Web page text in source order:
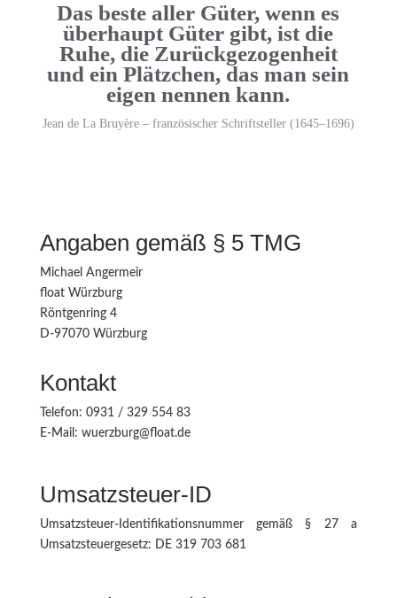
Das beste aller Güter, wenn es
überhaupt Güter gibt, ist die
Ruhe, die Zurückgezogenheit
und ein Plätzchen, das man sein
eigen nennen kann.
Jean de La Bruyère – französischer Schriftsteller (1645–1696)
Angaben gemäß § 5 TMG
Michael Angermeir
float Würzburg
Röntgenring 4
D-97070 Würzburg
Kontakt
Telefon: 0931 / 329 554 83
E-Mail: wuerzburg@float.de
Umsatzsteuer-ID
Umsatzsteuer-Identifikationsnummer gemäß § 27 a
Umsatzsteuergesetz: DE 319 703 681